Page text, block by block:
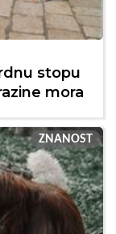
stopu
mora
ZNANOST